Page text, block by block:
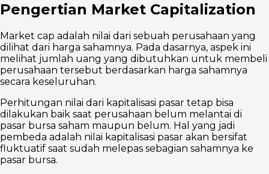
Pengertian Market Capitalization
Market cap adalah nilai dari sebuah perusahaan yang
dilihat dari harga sahamnya. Pada dasarnya, aspek ini
melihat jumlah uang yang dibutuhkan untuk membeli
perusahaan tersebut berdasarkan harga sahamnya
secara keseluruhan.
Perhitungan nilai dari kapitalisasi pasar tetap bisa
dilakukan baik saat perusahaan belum melantai di
pasar bursa saham maupun belum. Hal yang jadi
pembeda adalah nilai kapitalisasi pasar akan bersifat
fluktuatif saat sudah melepas sebagian sahamnya ke
pasar bursa.